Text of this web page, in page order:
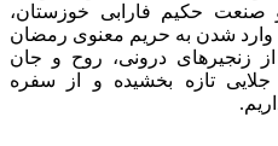
حکیم فارابی خوزستان،
وارد شدن به حریم معنوی رمضان
از زنجیرهای درونی، روح و جان
تازه بخشیده و از سفره